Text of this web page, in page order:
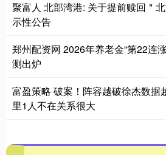
聚富人 北部湾港: 关于提前赎回＂
示性公告
郑州配资网 2026年养老金“第22连
测出炉
富盈策略 破案！阵容越破徐杰数据
里1人不在关系很大